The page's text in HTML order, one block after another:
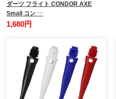
ダーツ フライト CONDOR AXE
Small コン …
1,680円